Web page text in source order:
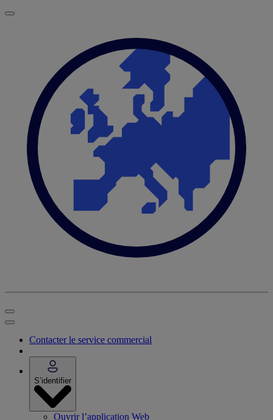
Contacter le service commercial
S’identifier
Ouvrir l’application Web